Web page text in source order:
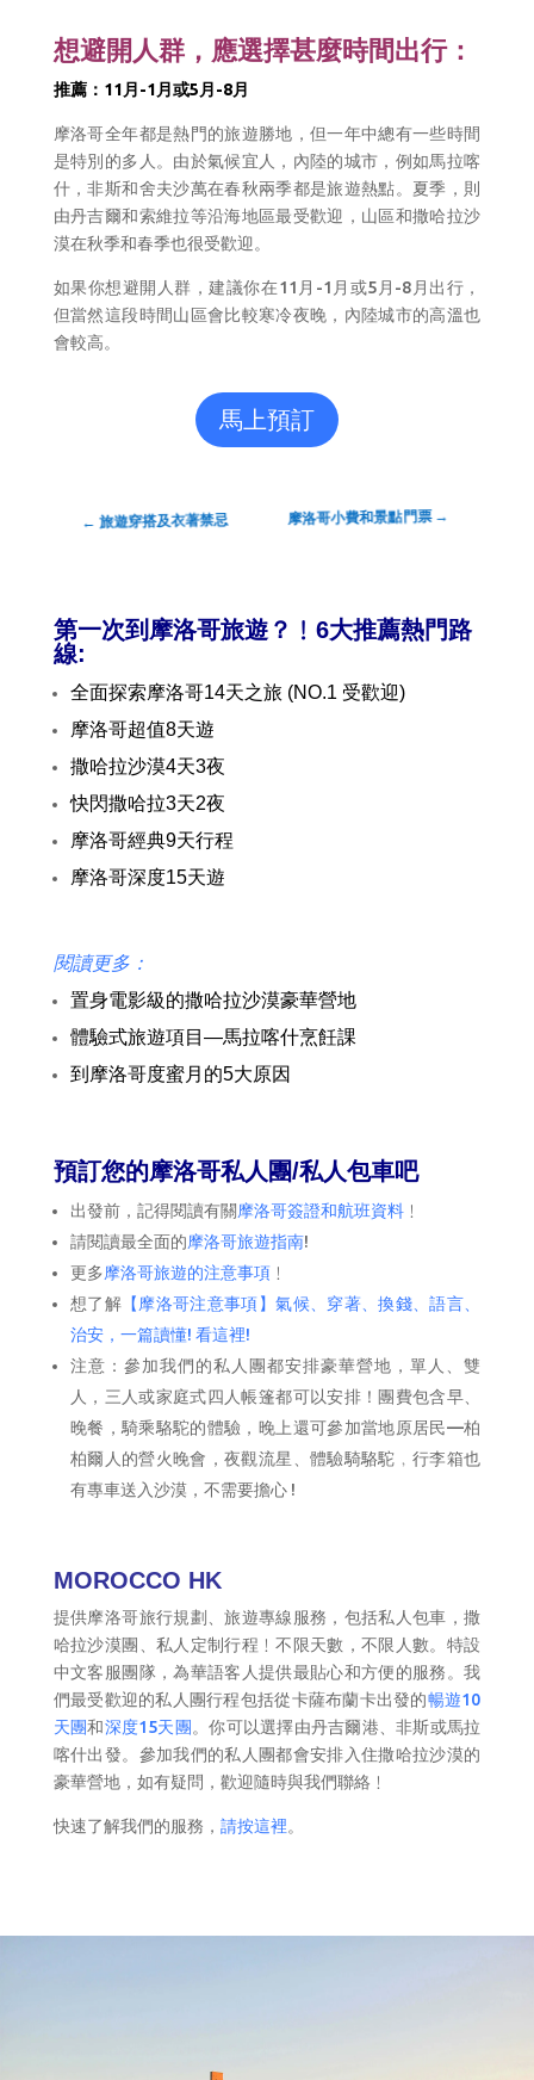
想避開人群，應選擇甚麼時間出行：
推薦：11月-1月或5月-8月
摩洛哥全年都是熱門的旅遊勝地，但一年中總有一些時間
是特別的多人。由於氣候宜人，內陸的城市，例如馬拉喀
什，非斯和舍夫沙萬在春秋兩季都是旅遊熱點。夏季，則
由丹吉爾和索維拉等沿海地區最受歡迎，山區和撒哈拉沙
漠在秋季和春季也很受歡迎。
如果你想避開人群，建議你在11 月 -1 月或5月 -8月出行，
但當然這段時間山區會比較寒冷夜晚，內陸城市的高溫也
會較高。
馬上預訂
← 旅遊穿搭及衣著禁忌 摩洛哥小費和景點門票→
第一次到摩洛哥旅遊？﹗ 6大推薦熱門路
線:
全面探索摩洛哥14天之旅 (NO.1 受歡迎)
摩洛哥超值8天遊
撒哈拉沙漠4天3夜
快閃撒哈拉3天2夜
摩洛哥經典9天行程
摩洛哥深度15天遊
閱讀更多：
置身電影級的撒哈拉沙漠豪華營地
體驗式旅遊項目—馬拉喀什烹飪課
到摩洛哥度蜜月的5大原因
預訂您的摩洛哥私人團/私人包車吧
出發前，記得閱讀有關摩洛哥簽證和航班資料﹗
請閱讀最全面的摩洛哥旅遊指南!
更多摩洛哥旅遊的注意事項﹗
想了解【摩洛哥注意事項】氣候、穿著、換錢、語言、
治安，一篇讀懂! 看這裡!
注意：參加我們的私人團都安排豪華營地，單人、雙
人，三人或家庭式四人帳篷都可以安排！團費包含早、
晚餐，騎乘駱駝的體驗，晚上還可參加當地原居民—柏
柏爾人的營火晚會，夜觀流星、體驗騎駱駝﹐行李箱也
有專車送入沙漠，不需要擔心 !
MOROCCO HK
提供摩洛哥旅行規劃、旅遊專線服務，包括私人包車，撒
哈拉沙漠團、私人定制行程﹗不限天數，不限人數。特設
中文客服團隊，為華語客人提供最貼心和方便的服務。我
們最受歡迎的私人團行程包括從卡薩布蘭卡出發的暢遊10
天團和深度15天團。你可以選擇由丹吉爾港、非斯或馬拉
喀什出發。參加我們的私人團都會安排入住撒哈拉沙漠的
豪華營地，如有疑問，歡迎隨時與我們聯絡﹗
快速了解我們的服務， 請按這裡。